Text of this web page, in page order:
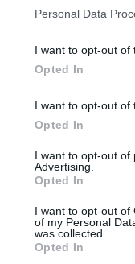
Personal Data
I want to opt-out of
Opted In
I want to opt-out of
Opted In
I want to opt-out of
Advertising.
Opted In
I want to opt-out of
of my Personal
was collected.
Opted In
Últimas noticias
Italia rechaza el ultimátum
El Gobierno da un
España o adoptará "medidas